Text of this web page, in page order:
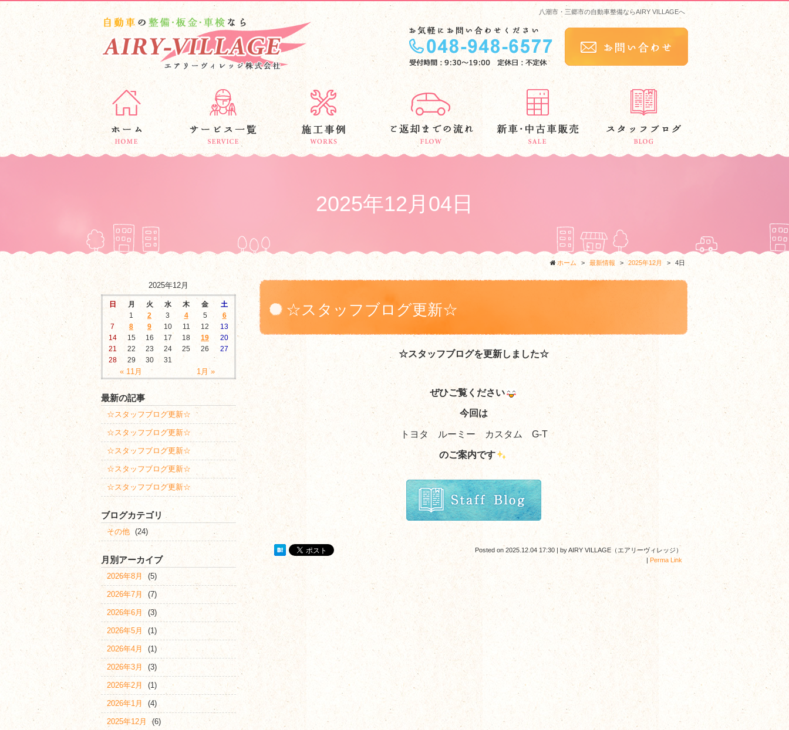
八潮市・三郷市の自動車整備ならAIRY VILLAGEへ
2025年12月04日
ホーム > 最新情報 > 2025年12月 > 4日
☆スタッフブログ更新☆
☆スタッフブログを更新しました☆
ぜひご覧ください
今回は
トヨタ ルーミー カスタム G-T
のご案内です
Posted on 2025.12.04 17:30 byAIRY VILLAGE（エアリーヴィレッジ）
Perma Link
2025年12月
日 月 火 水 木 金 土
« 11月 1月 »
1 2 3 4 5
6
7
8 9 10 11 12
13
14
15 16 17 18 19
20
21
22 23 24 25 26
27
28
29 30 31
最新の記事
☆スタッフブログ更新☆
☆スタッフブログ更新☆
☆スタッフブログ更新☆
☆スタッフブログ更新☆
☆スタッフブログ更新☆
ブログカテゴリ
その他 (24)
月別アーカイブ
2026年8月 (5)
2026年7月 (7)
2026年6月 (3)
2026年5月 (1)
2026年4月 (1)
2026年3月 (3)
2026年2月 (1)
2026年1月 (4)
2025年12月 (6)